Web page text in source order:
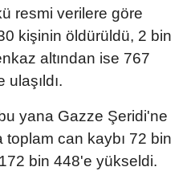
resmi verilere göre
kişinin öldürüldü, 2 bin
altından ise 767
yana Gazze Şeridi'ne
toplam can kaybı 72 bin
bin 448'e yükseldi.